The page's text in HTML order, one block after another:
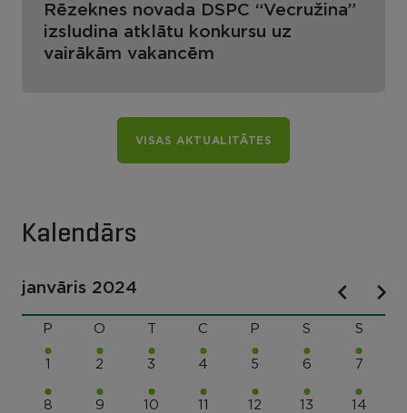
Rēzeknes novada DSPC “Vecružina”
izsludina atklātu konkursu uz
vairākām vakancēm
VISAS AKTUALITĀTES
Kalendārs
janvāris 2024
P O C P S S
1 2 3 4 5 6 7
8 9 10 11 12 13 14